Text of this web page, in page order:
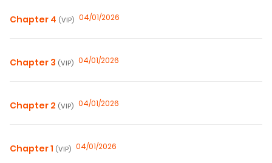
Chapter 4 (VIP) 04/01/2026
Chapter 3 (VIP) 04/01/2026
Chapter 2 (VIP) 04/01/2026
Chapter 1 (VIP) 04/01/2026